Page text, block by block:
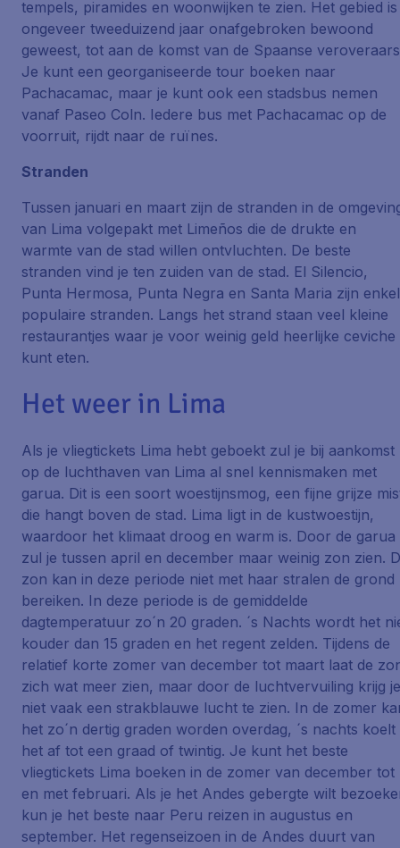
tempels, piramides en woonwijken te zien. Het gebied is
ongeveer tweeduizend jaar onafgebroken bewoond
geweest, tot aan de komst van de Spaanse
Je kunt een georganiseerde tour boeken naar
Pachacamac, maar je kunt ook een stadsbus nemen
vanaf Paseo Coln. Iedere bus met Pachacamac op de
voorruit, rijdt naar de ruïnes.
Stranden
Tussen januari en maart zijn de stranden in de
van Lima volgepakt met Limeños die de drukte en
warmte van de stad willen ontvluchten. De beste
stranden vind je ten zuiden van de stad. El Silencio,
Punta Hermosa, Punta Negra en Santa Maria zijn
populaire stranden. Langs het strand staan veel kleine
restaurantjes waar je voor weinig geld heerlijke ceviche
kunt eten.
Het weer in Lima
Als je vliegtickets Lima hebt geboekt zul je bij aankomst
op de luchthaven van Lima al snel kennismaken met
garua. Dit is een soort woestijnsmog, een fijne grijze
die hangt boven de stad. Lima ligt in de kustwoestijn,
waardoor het klimaat droog en warm is. Door de garua
zul je tussen april en december maar weinig zon zien.
zon kan in deze periode niet met haar stralen de grond
bereiken. In deze periode is de gemiddelde
dagtemperatuur zo´n 20 graden. ´s Nachts wordt het
kouder dan 15 graden en het regent zelden. Tijdens de
relatief korte zomer van december tot maart laat de
zich wat meer zien, maar door de luchtvervuiling krijg je
niet vaak een strakblauwe lucht te zien. In de zomer
het zo´n dertig graden worden overdag, ´s nachts koelt
het af tot een graad of twintig. Je kunt het beste
vliegtickets Lima boeken in de zomer van december tot
en met februari. Als je het Andes gebergte wilt
kun je het beste naar Peru reizen in augustus en
september. Het regenseizoen in de Andes duurt van